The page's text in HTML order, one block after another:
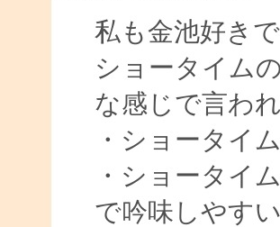
私も金池好き
ショータイム
な感じで言わ
・ショータイ
・ショータイ
で吟味しやすい